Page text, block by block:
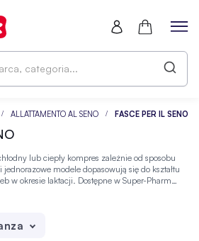
ALLATTAMENTO AL SENO FASCE PER IL SENO
lub ciepły kompres zależnie od sposobu
modele dopasowują się do kształtu
w okresie laktacji. Dostępne w Super-Pharm
dopasować wybór do własnego